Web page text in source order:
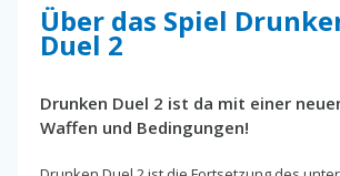
Über das Spiel
Duel 2
Drunken Duel 2 ist da mit einer
Waffen und Bedingungen!